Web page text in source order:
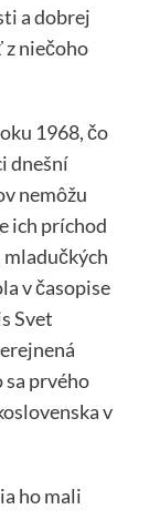
a dobrej
z niečoho
1968, čo
dnešní
nemôžu
ich príchod
mladučkých
v časopise
Svet
prvého
v
ho mali